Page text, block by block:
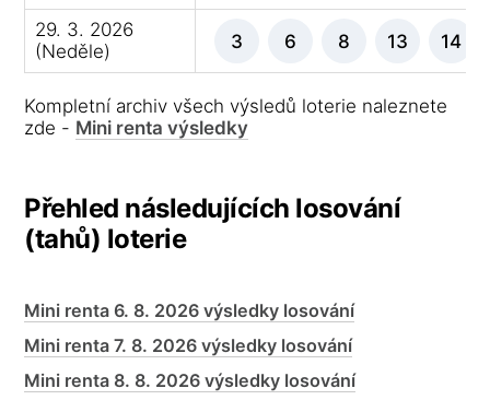
29. 3. 2026
(Neděle)
3 6 8 13 14
Kompletní archiv všech výsledů loterie naleznete
zde - Mini renta výsledky
Přehled následujících losování
(tahů) loterie
Mini renta 6. 8. 2026 výsledky losování
Mini renta 7. 8. 2026 výsledky losování
Mini renta 8. 8. 2026 výsledky losování